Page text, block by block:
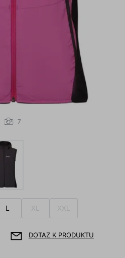
7
L XL XXL
DOTAZ K PRODUKTU